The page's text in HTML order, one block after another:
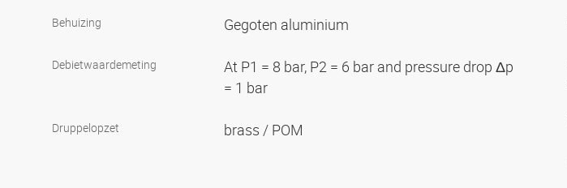
Behuizing Gegoten aluminium
Debietwaardemeting
At P1 = 8 bar, P2 = 6 bar and pressure drop Δp
= 1 bar
Druppelopzet brass / POM